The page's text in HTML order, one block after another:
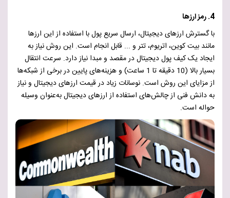
4. رمز ارزها
با گسترش ارزهای دیجیتال، ارسال سریع پول با استفاده از این ارزها
مانند بیت کوین، اتریوم، تتر و ... قابل انجام است. این روش نیاز به
ایجاد یک کیف پول دیجیتال در مقصد و مبدا نیاز دارد. سرعت انتقال
بسیار بالا (10 دقیقه تا 1 ساعت)
وهزینه‌های پایین در برخی از شبکه‌ها
از مزایای این روش است. نوسانات زیاد در قیمت ارزهای دیجیتال ونیاز
به دانش فنی از چالش‌های استفاده از ارزهای دیجیتال به‌عنوان وسیله
حواله است.